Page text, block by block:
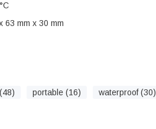
63 mm x 30 mm
portable (16) waterproof (30)